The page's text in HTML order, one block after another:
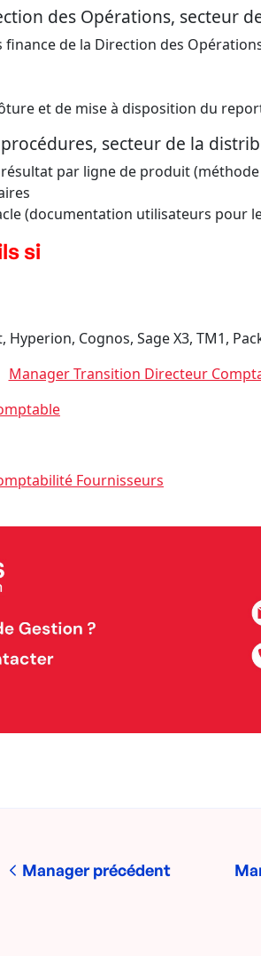
des Opérations, secteur
de la Direction des
et de mise à disposition du
secteur de la
par ligne de produit (méthode
(documentation utilisateurs pour
si
Hyperion, Cognos, Sage X3, TM1,
Manager Transition Directeur
Fournisseurs
Manager précédent